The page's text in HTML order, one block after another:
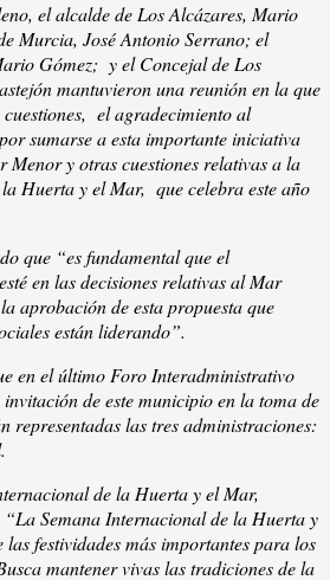
el alcalde de Los Alcázares, Mario
Murcia, José Antonio Serrano; el
Gómez; y el Concejal de Los
mantuvieron una reunión en la que
el agradecimiento al
sumarse a esta importante iniciativa
Menor y otras cuestiones relativas a la
Huerta y el Mar, que celebra este año
que “es fundamental que el
en las decisiones relativas al Mar
aprobación de esta propuesta que
están liderando”.
en el último Foro Interadministrativo
de este municipio en la toma de
representadas las tres administraciones:
de la Huerta y el Mar,
Semana Internacional de la Huerta y
festividades más importantes para los
mantener vivas las tradiciones de la